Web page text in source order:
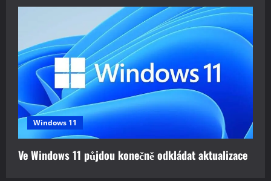
Windows 11
Ve Windows 11 půjdou konečně odkládat aktualizace